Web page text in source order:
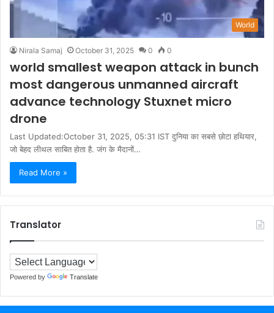
World
Nirala Samaj October 31, 2025 0 0
world smallest weapon attack in bunch
most dangerous unmanned aircraft
advance technology Stuxnet micro
drone
Last Updated:October 31, 2025, 05:31 IST दुनिया का सबसे छोटा हथियार,
जो बेहद लीथल साबित होता है. जंग के मैदानों…
Read More »
Translator
Powered by Translate